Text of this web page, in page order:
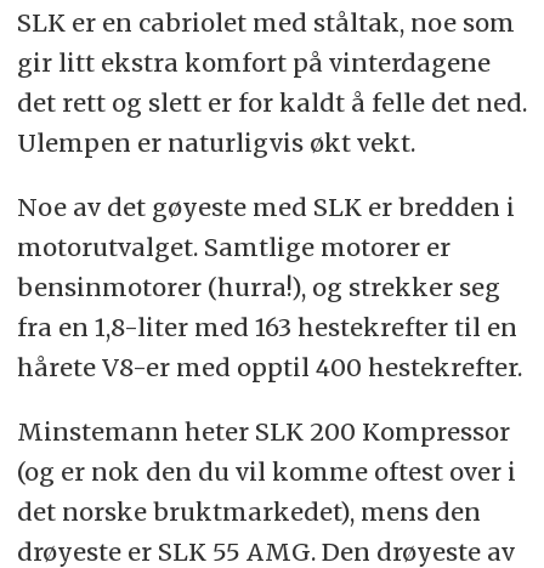
SLK er en cabriolet med ståltak, noe som
gir litt ekstra komfort på vinterdagene
det rett og slett er for kaldt å felle det ned.
Ulempen er naturligvis økt vekt.
Noe av det gøyeste med SLK er bredden i
motorutvalget. Samtlige motorer er
bensinmotorer (hurra!), og strekker seg
fra en 1,8-liter med 163 hestekrefter til en
hårete V8-er med opptil 400 hestekrefter.
Minstemann heter SLK 200 Kompressor
(og er nok den du vil komme oftest over i
det norske bruktmarkedet), mens den
drøyeste er SLK 55 AMG. Den drøyeste av